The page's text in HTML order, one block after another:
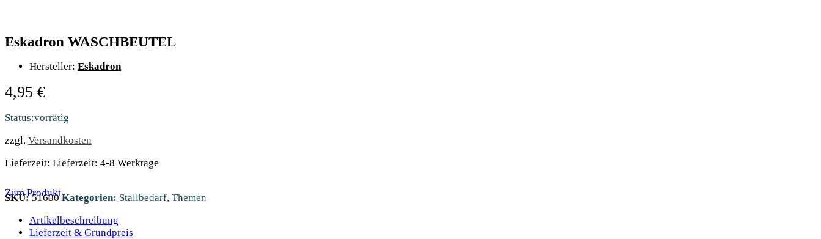
Eskadron WASCHBEUTEL
Hersteller: Eskadron
4,95 €
Status:vorrätig
zzgl. Versandkosten
Lieferzeit: Lieferzeit: 4-8 Werktage
Zum Produkt
SKU:51600Kategorien: Stallbedarf, Themen
Artikelbeschreibung
Lieferzeit & Grundpreis